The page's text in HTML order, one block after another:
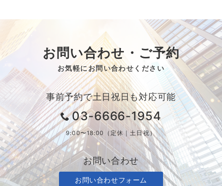
お問い合わせ・ご予約
お気軽にお問い合わせください
事前予約で土日祝日も対応可能
03-6666-1954
9:00〜18:00（定休｜土日祝）
お問い合わせ
お問い合わせフォーム